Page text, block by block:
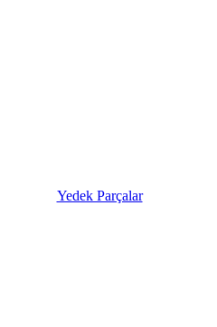
Yedek Parçalar